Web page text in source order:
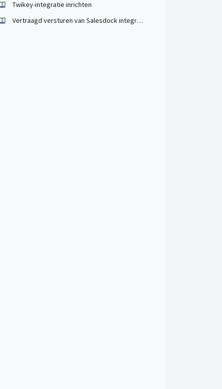
Twikey-integratie inrichten
Vertraagd versturen van Salesdock integratie orders